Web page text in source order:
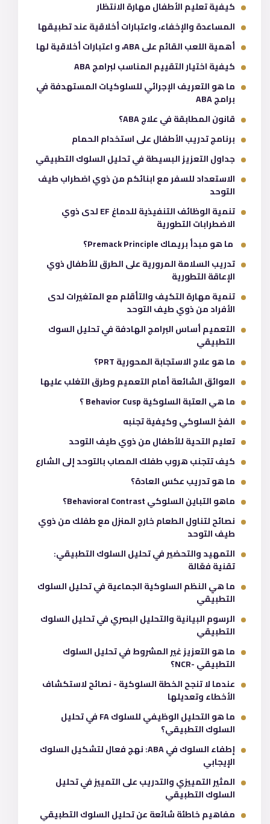
كيفية تعليم الأطفال مهارة الانتظار
المساعدة والإخفاء، واعتبارات أخلاقية عند تطبيقها
أهمية اللعب القائم على ABA، و اعتبارات أخلاقية لها
كيفية اختيار التقييم المناسب لبرامج ABA
ما هو التعريف الإجرائي للسلوكيات المستهدفة في
برامج ABA
قانون المطابقة في علاج ABA؟
برنامج تدريب الأطفال على استخدام الحمام
جداول التعزيز البسيطة في تحليل السلوك التطبيقي
الاستعداد للسفر مع ابنائكم من ذوي اضطراب طيف
التوحد
تنمية الوظائف التنفيذية للدماغ EF لدى ذوي
الاضطرابات التطورية
ما هو مبدأ بريماك Premack Principle؟
تدريب السلامة المرورية على الطرق للأطفال ذوي
الإعاقة التطورية
تنمية مهارة التكيف والتأقلم مع المتغيرات لدى
الأفراد من ذوي طيف التوحد
التعميم أساس البرامج الهادفة في تحليل السوك
التطبيقي
ما هو علاج الاستجابة المحورية PRT؟
العوائق الشائعة أمام التعميم وطرق التغلب عليها
ما هي العتبة السلوكية Behavior Cusp ؟
الفخ السلوكي وكيفية تجنبه
تعليم التحية للأطفال من ذوي طيف التوحد
كيف تتجنب هروب طفلك المصاب بالتوحد إلى الشارع
ما هو تدريب عكس العادة؟
ماهو التباين السلوكي Behavioral Contrast؟
نصائح لتناول الطعام خارج المنزل مع طفلك من ذوي
طيف التوحد
التمهيد والتحضير في تحليل السلوك التطبيقي:
تقنية فعّالة
ما هي النظم السلوكية الجماعية في تحليل السلوك
التطبيقي
الرسوم البيانية والتحليل البصري في تحليل السلوك
التطبيقي
ما هو التعزيز غير المشروط في تحليل السلوك
التطبيقي -NCR؟
عندما لا تنجح الخطة السلوكية - نصائح لاستكشاف
الأخطاء وتعديلها
ما هو التحليل الوظيفي للسلوك FA في تحليل
السلوك التطبيقي؟
إطفاء السلوك في ABA: نهج فعال لتشكيل السلوك
الإيجابي
المثير التمييزي والتدريب على التمييز في تحليل
السلوك التطبيقي
مفاهيم خاطئة شائعة عن تحليل السلوك التطبيقي